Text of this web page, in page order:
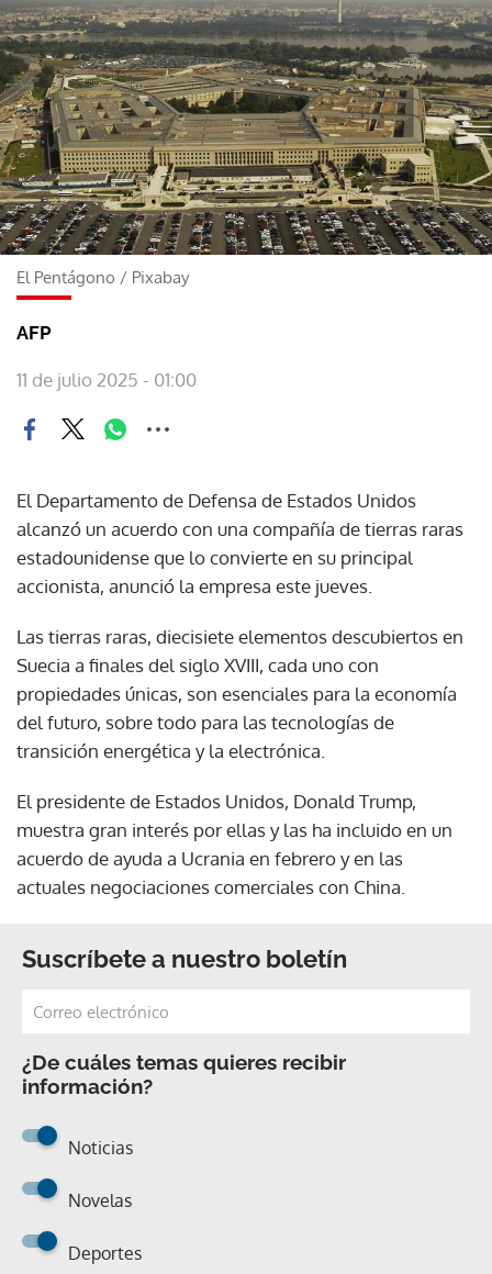
El Pentágono / Pixabay
AFP
11 de julio 2025 - 01:00
El Departamento de Defensa de Estados Unidos
alcanzó un acuerdo con una compañía de tierras raras
estadounidense que lo convierte en su principal
accionista, anunció la empresa este jueves.
Las tierras raras, diecisiete elementos descubiertos en
Suecia a finales del siglo XVIII, cada uno con
propiedades únicas, son esenciales para la economía
del futuro, sobre todo para las tecnologías de
transición energética y la electrónica.
El presidente de Estados Unidos, Donald Trump,
muestra gran interés por ellas y las ha incluido en un
acuerdo de ayuda a Ucrania en febrero y en las
actuales negociaciones comerciales con China.
Suscríbete a nuestro boletín
¿De cuáles temas quieres recibir
información?
Noticias
Novelas
Deportes